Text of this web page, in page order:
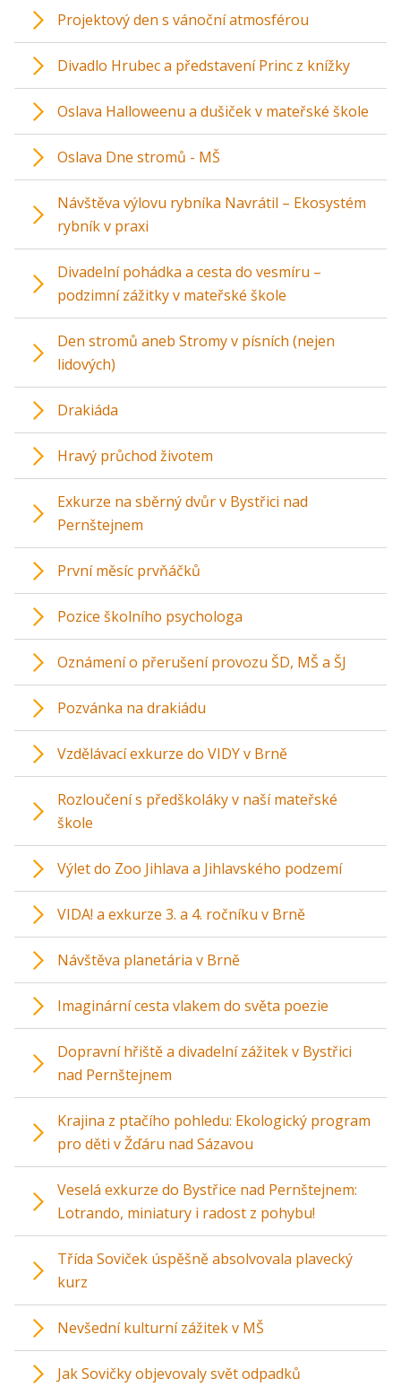
Projektový den s vánoční atmosférou
Divadlo Hrubec a představení Princ z knížky
Oslava Halloweenu a dušiček v mateřské škole
Oslava Dne stromů - MŠ
Návštěva výlovu rybníka Navrátil – Ekosystém
rybník v praxi
Divadelní pohádka a cesta do vesmíru –
podzimní zážitky v mateřské škole
Den stromů aneb Stromy v písních (nejen
lidových)
Drakiáda
Hravý průchod životem
Exkurze na sběrný dvůr v Bystřici nad
Pernštejnem
První měsíc prvňáčků
Pozice školního psychologa
Oznámení o přerušení provozu ŠD, MŠ a ŠJ
Pozvánka na drakiádu
Vzdělávací exkurze do VIDY v Brně
Rozloučení s předškoláky v naší mateřské
škole
Výlet do Zoo Jihlava a Jihlavského podzemí
VIDA! a exkurze 3. a 4. ročníku v Brně
Návštěva planetária v Brně
Imaginární cesta vlakem do světa poezie
Dopravní hřiště a divadelní zážitek v Bystřici
nad Pernštejnem
Krajina z ptačího pohledu: Ekologický program
pro děti v Žďáru nad Sázavou
Veselá exkurze do Bystřice nad Pernštejnem:
Lotrando, miniatury i radost z pohybu!
Třída Soviček úspěšně absolvovala plavecký
kurz
Nevšední kulturní zážitek v MŠ
Jak Sovičky objevovaly svět odpadků